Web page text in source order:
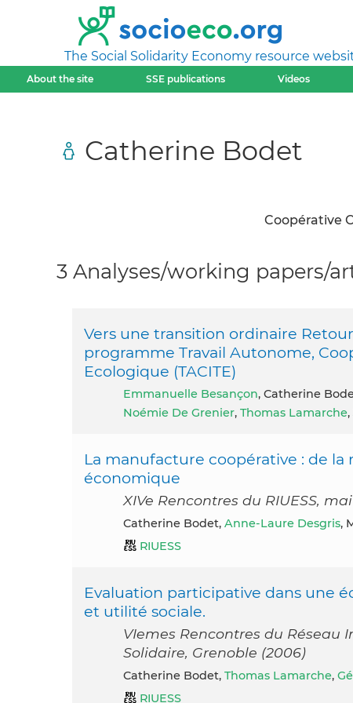
The Social Solidarity Economy resource
About the site SSE publications Videos
Catherine Bodet
Coopérative
3 Analyses/working papers/
Vers une transition ordinaire
programme Travail Autonome,
Ecologique (TACITE)
Emmanuelle Besançon, Catherine
Noémie De Grenier, Thomas Lamarche,
La manufacture coopérative : de
économique
XIVe Rencontres du RIUESS,
Catherine Bodet, Anne-Laure Desgris,
RIUESS
Evaluation participative dans une
et utilité sociale.
VIemes Rencontres du Réseau
Solidaire, Grenoble (2006)
Catherine Bodet, Thomas Lamarche,
RIUESS